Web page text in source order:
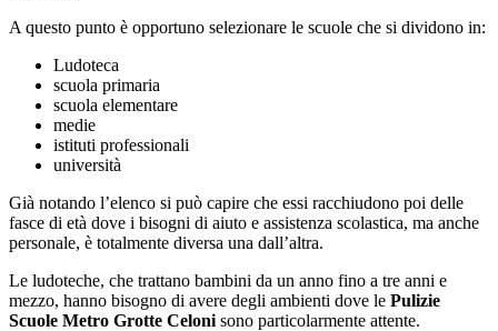
A questo punto è opportuno selezionare le scuole che si dividono in:
Ludoteca
scuola primaria
scuola elementare
medie
istituti professionali
università
Già notando l’elenco si può capire che essi racchiudono poi delle
fasce di età dove i bisogni di aiuto e assistenza scolastica, ma anche
personale, è totalmente diversa una dall’altra.
Le ludoteche, che trattano bambini da un anno fino a tre anni e
mezzo, hanno bisogno di avere degli ambienti dove le Pulizie
Scuole Metro Grotte Celoni sono particolarmente attente.